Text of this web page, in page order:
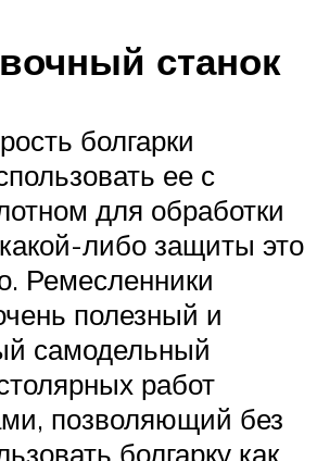
станок
болгарки
ее с
для обработки
либо защиты это
Ремесленники
полезный и
самодельный
работ
позволяющий без
болгарку как